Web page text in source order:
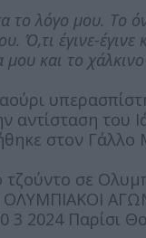
λόγο μου. Το
Ό,τι έγινε-
και το χάλκινο
αντίσταση
στον Γάλλο
τζούντο σε
3 2024 Παρίσι